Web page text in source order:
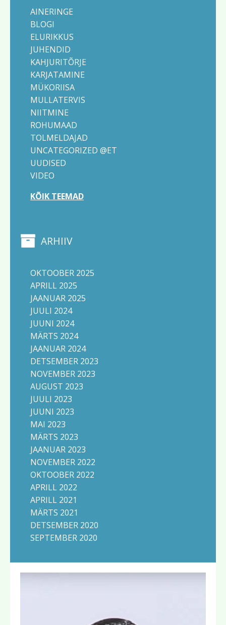
AINERINGE
BLOGI
ELURIKKUS
JUHENDID
KAHJURITÕRJE
KARJATAMINE
MÜKORIISA
MULLATERVIS
NIITMINE
ROHUMAAD
TOLMELDAJAD
UNCATEGORIZED @ET
UUDISED
VIDEO
KÕIK TEEMAD
ARHIIV
OKTOOBER 2025
APRILL 2025
JAANUAR 2025
JUULI 2024
JUUNI 2024
MÄRTS 2024
JAANUAR 2024
DETSEMBER 2023
NOVEMBER 2023
AUGUST 2023
JUULI 2023
JUUNI 2023
MAI 2023
MÄRTS 2023
JAANUAR 2023
NOVEMBER 2022
OKTOOBER 2022
APRILL 2022
APRILL 2021
MÄRTS 2021
DETSEMBER 2020
SEPTEMBER 2020